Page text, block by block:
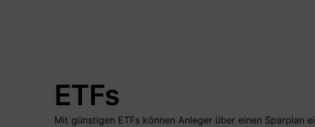
ETFs
Mit günstigen ETFs können Anleger über einen Sparplan